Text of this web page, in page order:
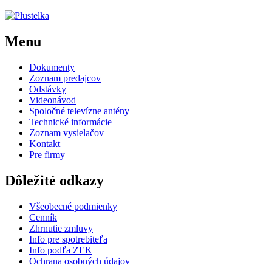
Menu
Dokumenty
Zoznam predajcov
Odstávky
Videonávod
Spoločné televízne antény
Technické informácie
Zoznam vysielačov
Kontakt
Pre firmy
Dôležité odkazy
Všeobecné podmienky
Cenník
Zhrnutie zmluvy
Info pre spotrebiteľa
Info podľa ZEK
Ochrana osobných údajov